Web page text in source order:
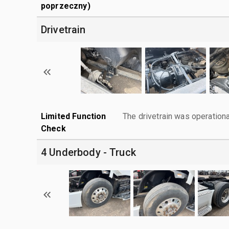
poprzeczny)
Drivetrain
Limited Function
Check
The drivetrain was
4 Underbody - Truck